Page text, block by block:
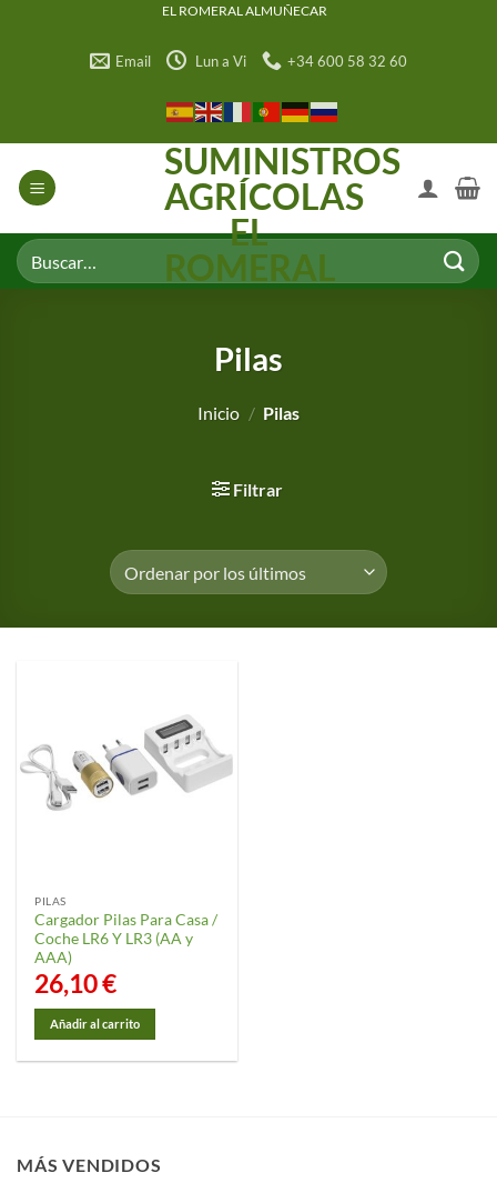
EL ROMERAL ALMUÑECAR
Email Lun a Vi +34 600 58 32 60
SUMINISTROS
AGRÍCOLAS
EL
ROMERAL
Buscar
por:
Pilas
Inicio / Pilas
Filtrar
PILAS
Cargador Pilas Para Casa /
Coche LR6 Y LR3 (AA y
AAA)
26,10€
Añadir al carrito
MÁS VENDIDOS